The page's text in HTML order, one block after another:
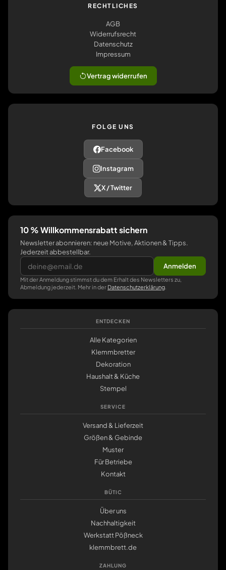
RECHTLICHES
AGB
Widerrufsrecht
Datenschutz
Impressum
Vertrag widerrufen
FOLGE UNS
Facebook
Instagram
X / Twitter
10 % Willkommensrabatt sichern
Newsletter abonnieren: neue Motive, Aktionen & Tipps.
Jederzeit abbestellbar.
Anmelden
Mit der Anmeldung stimmst du dem Erhalt des Newsletters zu,
Abmeldung jederzeit. Mehr in der Datenschutzerklärung
ENTDECKEN
Alle Kategorien
Klemmbretter
Dekoration
Haushalt & Küche
Stempel
SERVICE
Versand & Lieferzeit
Größen & Gebinde
Muster
Für Betriebe
Kontakt
BÜTIC
Über uns
Nachhaltigkeit
Werkstatt Pößneck
klemmbrett.de
ZAHLUNG